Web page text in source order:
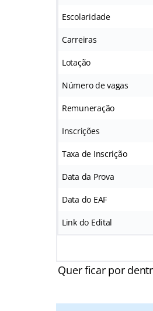
Escolaridade
Carreiras
Lotação
Número de vagas
Remuneração
Inscrições
Taxa de Inscrição
Data da Prova
Data do EAF
Link do Edital
Quer ficar por